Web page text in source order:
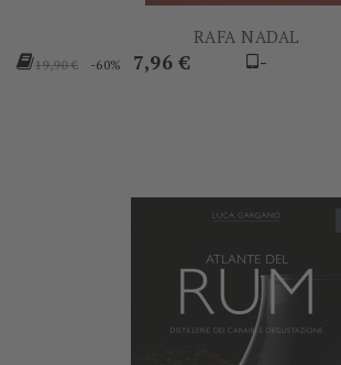
RAFA NADAL
Prezzo
19,90 € -60% Prezzo
7,96 € -